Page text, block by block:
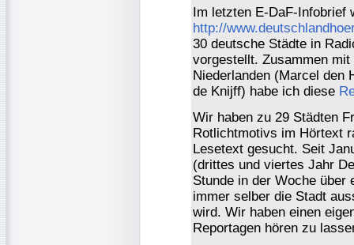
Im letzten E-DaF-Infobrief
http://
30 deutsche Städte in
vorgestellt. Zusammen
Niederlanden (Marcel den
de Knijff) habe ich diese
Wir haben zu 29 Städten
Rotlichtmotivs im Hörtext
Lesetext gesucht. Seit
(drittes und viertes Jahr
Stunde in der Woche über
immer selber die Stadt
wird. Wir haben einen
Reportagen hören zu